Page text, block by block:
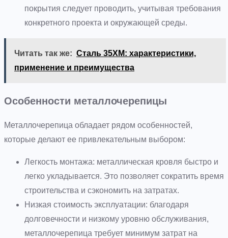
покрытия следует проводить, учитывая требования
конкретного проекта и окружающей среды.
Читать так же: Сталь 35ХМ: характеристики,
применение и преимущества
Особенности металлочерепицы
Металлочерепица обладает рядом особенностей,
которые делают ее привлекательным выбором:
Легкость монтажа: металлическая кровля быстро и
легко укладывается. Это позволяет сократить время
строительства и сэкономить на затратах.
Низкая стоимость эксплуатации: благодаря
долговечности и низкому уровню обслуживания,
металлочерепица требует минимум затрат на